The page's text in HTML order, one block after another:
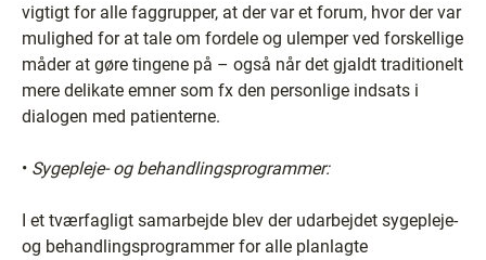
vigtigt for alle faggrupper, at der var et forum, hvor der var
mulighed for at tale om fordele og ulemper ved forskellige
måder at gøre tingene på – også når det gjaldt traditionelt
mere delikate emner som fx den personlige indsats i
dialogen med patienterne.
• Sygepleje- og behandlingsprogrammer:
I et tværfagligt samarbejde blev der udarbejdet sygepleje-
og behandlingsprogrammer for alle planlagte